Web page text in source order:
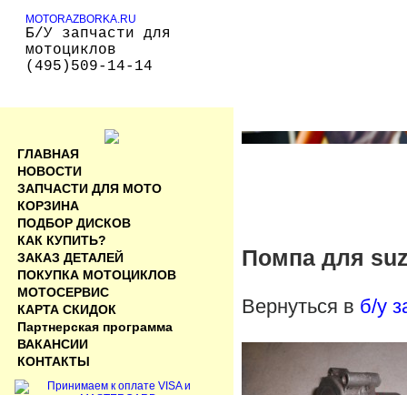
MOTORAZBORKA.RU
Б/У запчасти для
мотоциклов
(495)509-14-14
Помпа для
Вернуться в б/у
ГЛАВНАЯ
НОВОСТИ
ЗАПЧАСТИ ДЛЯ МОТО
КОРЗИНА
ПОДБОР ДИСКОВ
КАК КУПИТЬ?
ЗАКАЗ ДЕТАЛЕЙ
ПОКУПКА МОТОЦИКЛОВ
МОТОСЕРВИС
КАРТА СКИДОК
Партнерская программа
ВАКАНСИИ
КОНТАКТЫ